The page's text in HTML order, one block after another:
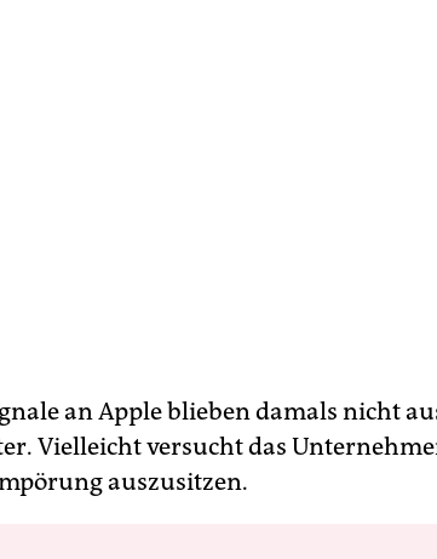
an Apple blieben damals nicht
Vielleicht versucht das
auszusitzen.